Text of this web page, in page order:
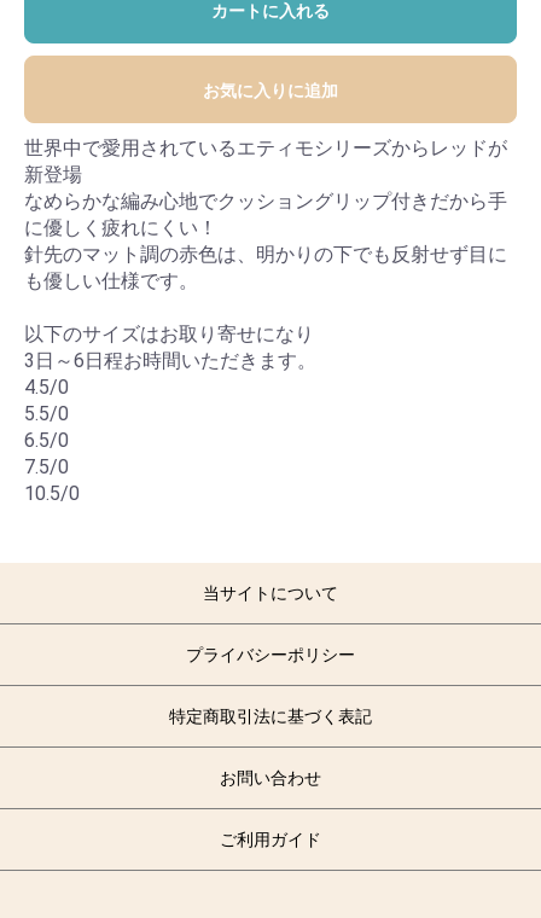
カートに入れる
お気に入りに追加
世界中で愛用されているエティモシリーズからレッドが
新登場
なめらかな編み心地でクッショングリップ付きだから手
に優しく疲れにくい！
針先のマット調の赤色は、明かりの下でも反射せず目に
も優しい仕様です。
以下のサイズはお取り寄せになり
3日～6日程お時間いただきます。
4.5/0
5.5/0
6.5/0
7.5/0
10.5/0
当サイトについて
プライバシーポリシー
特定商取引法に基づく表記
お問い合わせ
ご利用ガイド